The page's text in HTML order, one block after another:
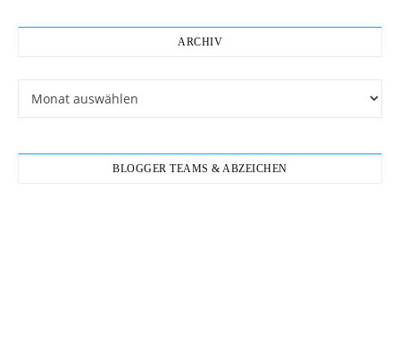
ARCHIV
BLOGGER TEAMS & ABZEICHEN